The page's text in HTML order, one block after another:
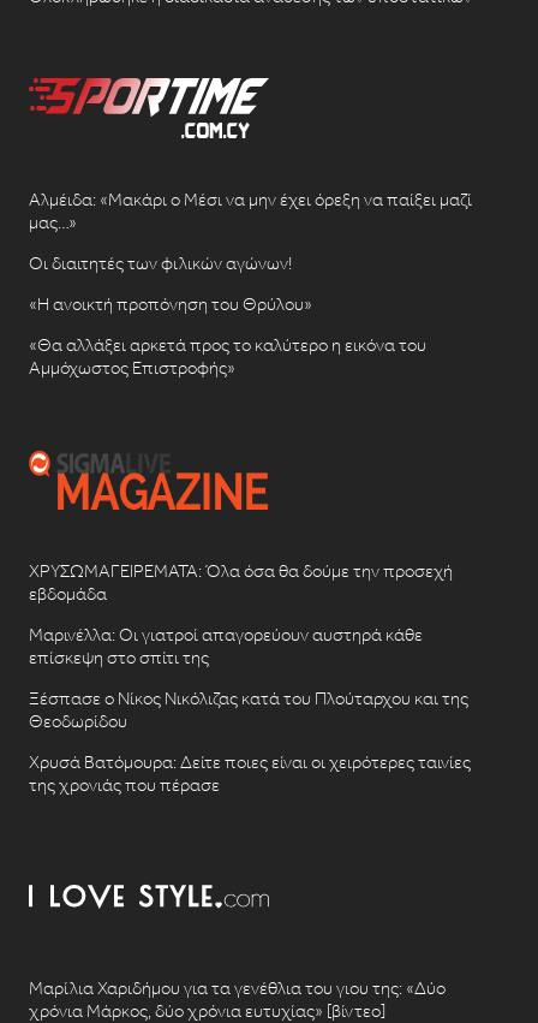
Αλμέιδα: «Μακάρι ο Μέσι να μην έχει όρεξη να παίξει μαζί
μας…»
Οι διαιτητές των φιλικών αγώνων!
«Η ανοικτή προπόνηση του Θρύλου»
«Θα αλλάξει αρκετά προς το καλύτερο η εικόνα του
Αμμόχωστος Επιστροφής»
ΧΡΥΣΩΜΑΓΕΙΡΕΜΑΤΑ: Όλα όσα θα δούμε την προσεχή
εβδομάδα
Μαρινέλλα: Οι γιατροί απαγορεύουν αυστηρά κάθε
επίσκεψη στο σπίτι της
Ξέσπασε ο Νίκος Νικόλιζας κατά του Πλούταρχου και της
Θεοδωρίδου
Χρυσά Βατόμουρα: Δείτε ποιες είναι οι χειρότερες ταινίες
της χρονιάς που πέρασε
Μαρίλια Χαριδήμου για τα γενέθλια του γιου της: «Δύο
χρόνια Μάρκος, δύο χρόνια ευτυχίας» [βίντεο]